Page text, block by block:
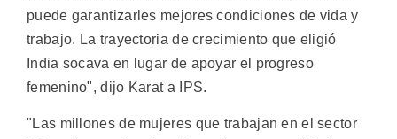
puede garantizarles mejores condiciones de vida y
trabajo. La trayectoria de crecimiento que eligió
India socava en lugar de apoyar el progreso
femenino", dijo Karat a IPS.
"Las millones de mujeres que trabajan en el sector